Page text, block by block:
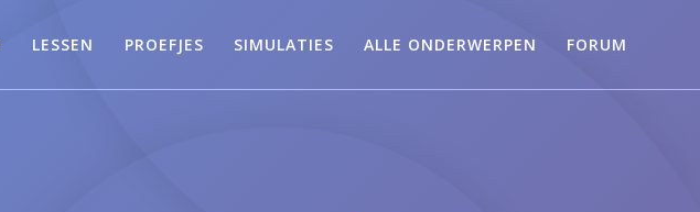
LESSEN PROEFJES SIMULATIES ALLE ONDERWERPEN FORUM